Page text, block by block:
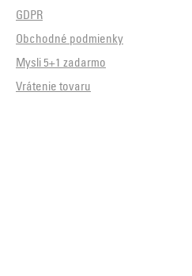
GDPR
Obchodné podmienky
Mysli 5+1 zadarmo
Vrátenie tovaru